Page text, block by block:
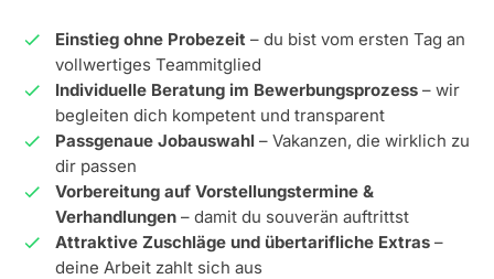
Einstieg ohne Probezeit – du bist vom ersten Tag an
vollwertiges Teammitglied
Individuelle Beratung im Bewerbungsprozess – wir
begleiten dich kompetent und transparent
Passgenaue Jobauswahl – Vakanzen, die wirklich zu
dir passen
Vorbereitung auf Vorstellungstermine &
Verhandlungen – damit du souverän auftrittst
Attraktive Zuschläge und übertarifliche Extras –
deine Arbeit zahlt sich aus